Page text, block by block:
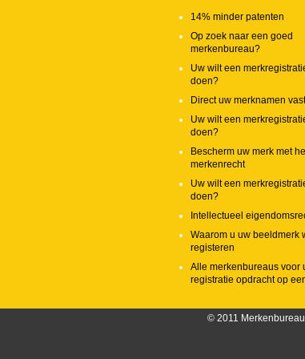
14% minder patenten
Op zoek naar een goed
merkenbureau?
Uw wilt een
doen?
Direct uw merknamen
Uw wilt een
doen?
Bescherm uw merk met
merkenrecht
Uw wilt een
doen?
Intellectueel
Waarom u uw beeldmerk
registeren
Alle merkenbureaus voor
registratie opdracht op
© 2011